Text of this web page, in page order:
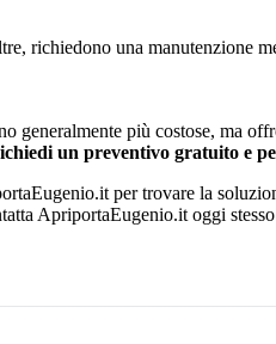
richiedono una manutenzione
generalmente più costose, ma
un preventivo gratuito e
per trovare la
ApriportaEugenio.it oggi